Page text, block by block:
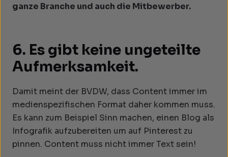
ganze Branche und auch die Mitbewerber.
6. Es gibt keine ungeteilte
Aufmerksamkeit.
Damit meint der BVDW, dass Content immer im
medienspezifischen Format daher kommen muss.
Es kann zum Beispiel Sinn machen, einen Blog als
Infografik aufzubereiten um auf Pinterest zu
pinnen. Content muss nicht immer Text sein!